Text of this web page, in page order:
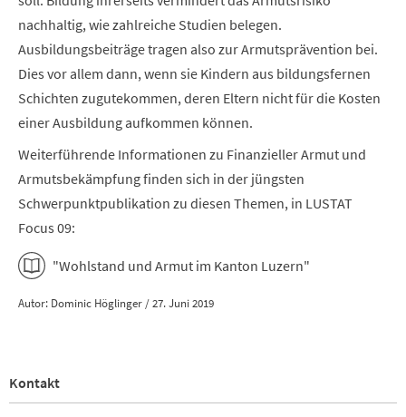
nachhaltig, wie zahlreiche Studien belegen.
Ausbildungsbeiträge tragen also zur Armutsprävention bei.
Dies vor allem dann, wenn sie Kindern aus bildungsfernen
Schichten zugutekommen, deren Eltern nicht für die Kosten
einer Ausbildung aufkommen können.
Weiterführende Informationen zu Finanzieller Armut und
Armutsbekämpfung finden sich in der jüngsten
Schwerpunktpublikation zu diesen Themen, in LUSTAT
Focus 09:
"Wohlstand und Armut im Kanton Luzern"
Autor: Dominic Höglinger / 27. Juni 2019
Kontakt